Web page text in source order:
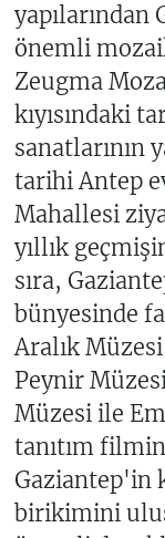
yapılarından
önemli
Zeugma
kıyısındaki
sanatlarının
tarihi Antep
Mahallesi
yıllık
sıra,
bünyesinde
Aralık
Peynir
Müzesi ile
tanıtım
Gaziantep'in
birikimini